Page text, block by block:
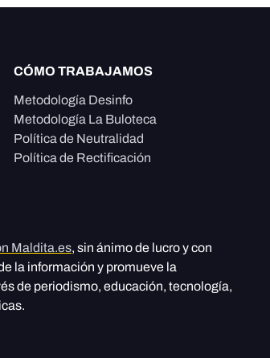
CÓMO TRABAJAMOS
Metodología Desinfo
Metodología La Buloteca
Política de Neutralidad
Política de Rectificación
Maldita.es, sin ánimo de lucro y con
la información y promueve la
de periodismo, educación, tecnología,